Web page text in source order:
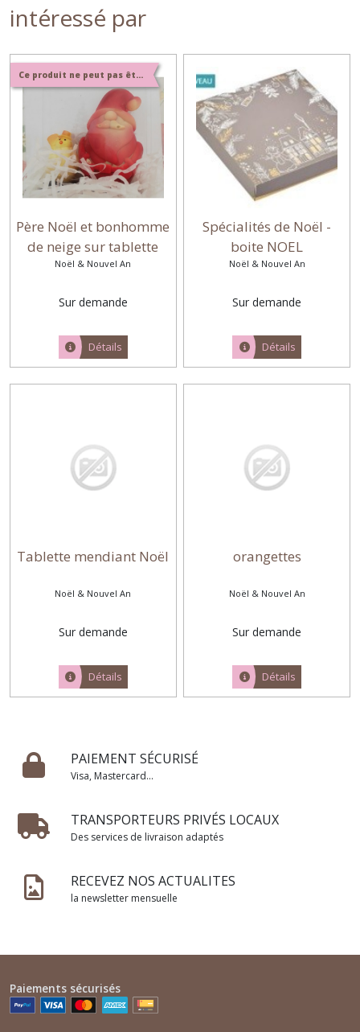
intéressé par
Ce produit ne peut pas être expédié
Père Noël et bonhomme
de neige sur tablette
Noël & Nouvel An
Sur demande
Détails
Spécialités de Noël -
boite NOEL
Noël & Nouvel An
Sur demande
Détails
Tablette mendiant Noël
Noël & Nouvel An
Sur demande
Détails
orangettes
Noël & Nouvel An
Sur demande
Détails
PAIEMENT SÉCURISÉ
Visa, Mastercard...
TRANSPORTEURS PRIVÉS LOCAUX
Des services de livraison adaptés
RECEVEZ NOS ACTUALITES
la newsletter mensuelle
Paiements sécurisés